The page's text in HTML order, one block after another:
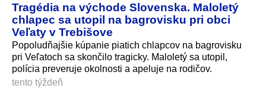
Tragédia na východe Slovenska. Maloletý
chlapec sa utopil na bagrovisku pri obci
Veľaty v Trebišove
Popoludňajšie kúpanie piatich chlapcov na bagrovisku
pri Veľatoch sa skončilo tragicky. Maloletý sa utopil,
polícia preveruje okolnosti a apeluje na rodičov.
tento týždeň